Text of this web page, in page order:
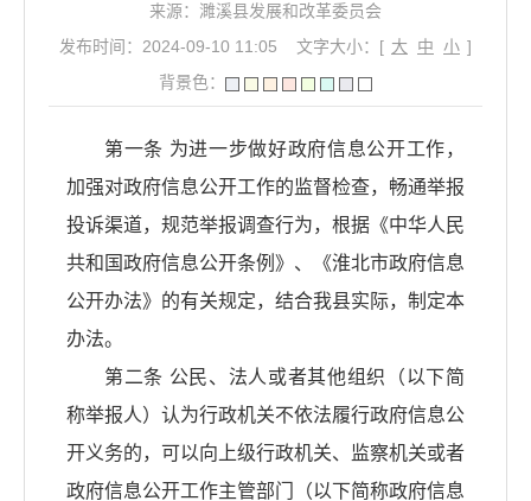
来源：濉溪县发展和改革委员会
发布时间：2024-09-10 11:05
文字大小：[ 大 中 小 ]
背景色：
第一条 为进一步做好政府信息公开工作，
加强对政府信息公开工作的监督检查，畅通举报
投诉渠道，规范举报调查行为，根据《中华人民
共和国政府信息公开条例》、《淮北市政府信息
公开办法》的有关规定，结合我县实际，制定本
办法。
第二条 公民、法人或者其他组织（以下简
称举报人）认为行政机关不依法履行政府信息公
开义务的，可以向上级行政机关、监察机关或者
政府信息公开工作主管部门（以下简称政府信息